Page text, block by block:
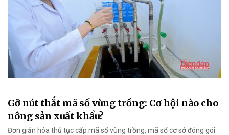
Gỡ nút thắt mã số vùng trồng: Cơ hội nào cho
nông sản xuất khẩu?
Đơn giản hóa thủ tục cấp mã số vùng trồng, mã số cơ sở đóng gói